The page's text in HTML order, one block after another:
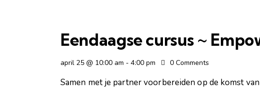
Eendaagse cursus ~
april 25 @ 10:00 am - 4:00 pm 0 Comments
Samen met je partner voorbereiden op de komst